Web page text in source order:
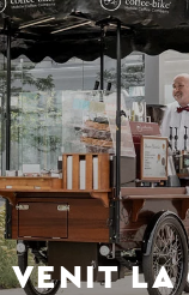
LA